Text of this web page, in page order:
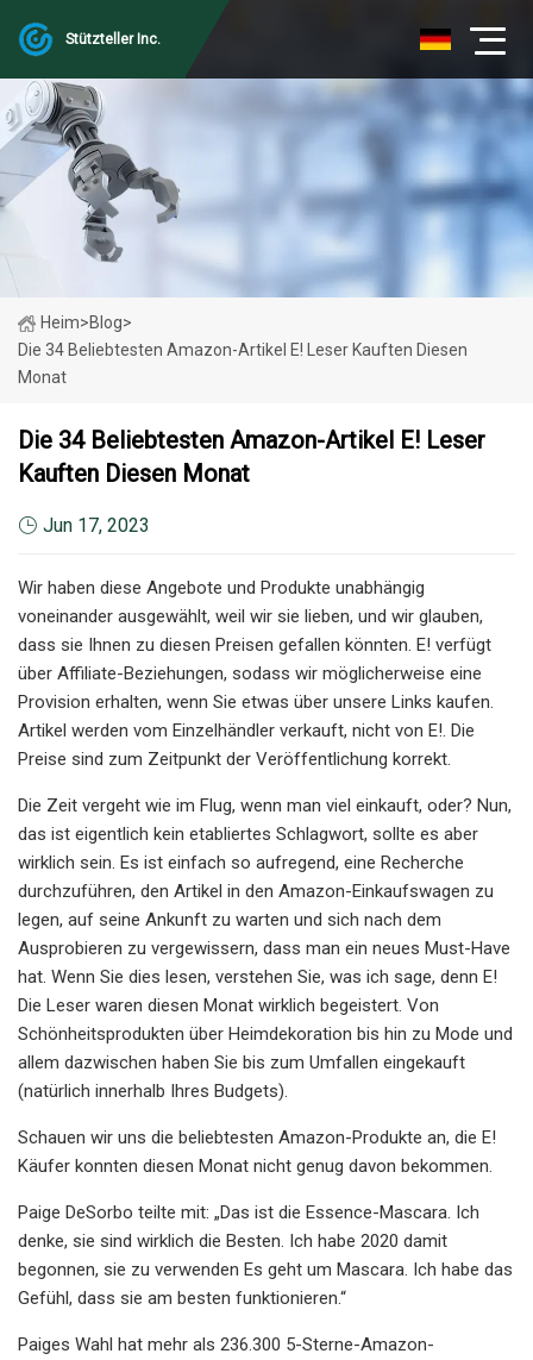
Stützteller Inc.
Heim>Blog>
Die 34 Beliebtesten Amazon-Artikel E! Leser Kauften Diesen
Monat
Die 34 Beliebtesten Amazon-Artikel E! Leser
Kauften Diesen Monat
Jun 17, 2023
Wir haben diese Angebote und Produkte unabhängig
voneinander ausgewählt, weil wir sie lieben, und wir glauben,
dass sie Ihnen zu diesen Preisen gefallen könnten. E! verfügt
über Affiliate-Beziehungen, sodass wir möglicherweise eine
Provision erhalten, wenn Sie etwas über unsere Links kaufen.
Artikel werden vom Einzelhändler verkauft, nicht von E!. Die
Preise sind zum Zeitpunkt der Veröffentlichung korrekt.
Die Zeit vergeht wie im Flug, wenn man viel einkauft, oder? Nun,
das ist eigentlich kein etabliertes Schlagwort, sollte es aber
wirklich sein. Es ist einfach so aufregend, eine Recherche
durchzuführen, den Artikel in den Amazon-Einkaufswagen zu
legen, auf seine Ankunft zu warten und sich nach dem
Ausprobieren zu vergewissern, dass man ein neues Must-Have
hat. Wenn Sie dies lesen, verstehen Sie, was ich sage, denn E!
Die Leser waren diesen Monat wirklich begeistert. Von
Schönheitsprodukten über Heimdekoration bis hin zu Mode und
allem dazwischen haben Sie bis zum Umfallen eingekauft
(natürlich innerhalb Ihres Budgets).
Schauen wir uns die beliebtesten Amazon-Produkte an, die E!
Käufer konnten diesen Monat nicht genug davon bekommen.
Paige DeSorbo teilte mit: „Das ist die Essence-Mascara. Ich
denke, sie sind wirklich die Besten. Ich habe 2020 damit
begonnen, sie zu verwenden Es geht um Mascara. Ich habe das
Gefühl, dass sie am besten funktionieren.“
Paiges Wahl hat mehr als 236.300 5-Sterne-Amazon-